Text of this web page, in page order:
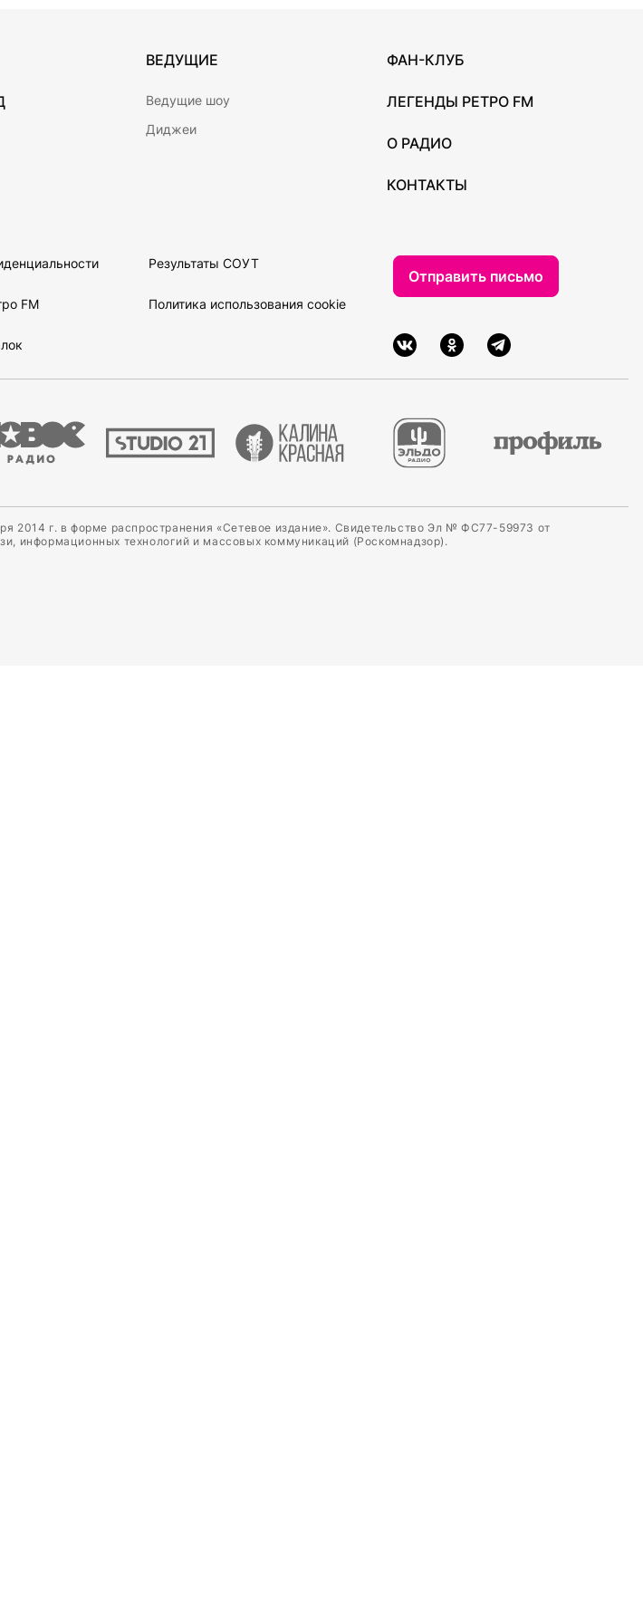
ВЕДУЩИЕ
Ведущие шоу
Диджеи
ФАН-КЛУБ
ЛЕГЕНДЫ РЕТРО FM
О РАДИО
КОНТАКТЫ
FM
Результаты СОУТ
Политика использования cookie
Отправить письмо
2014 г. в форме распространения «Сетевое издание». Свидетельство Эл № ФС77-59973 от
информационных технологий и массовых коммуникаций (Роскомнадзор).